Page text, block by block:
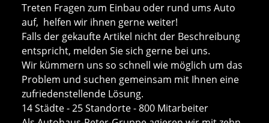
Treten Fragen zum Einbau oder rund ums Auto
auf, helfen wir ihnen gerne weiter!
Falls der gekaufte Artikel nicht der Beschreibung
entspricht, melden Sie sich gerne bei uns.
Wir kümmern uns so schnell wie möglich um das
Problem und suchen gemeinsam mit Ihnen eine
zufriedenstellende Lösung.
14 Städte - 25 Standorte - 800 Mitarbeiter